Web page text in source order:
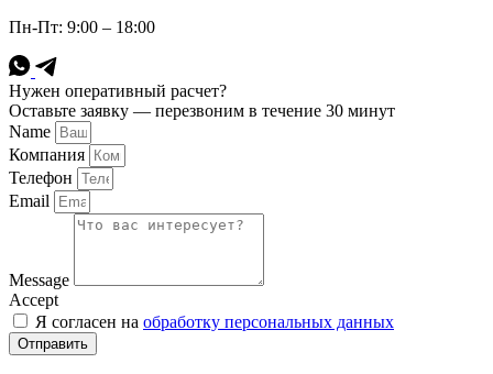
Пн-Пт: 9:00 – 18:00
Нужен оперативный расчет?
Оставьте заявку — перезвоним в течение 30 минут
Name
Компания
Телефон
Email
Message
Accept
Я согласен на обработку персональных данных
Отправить